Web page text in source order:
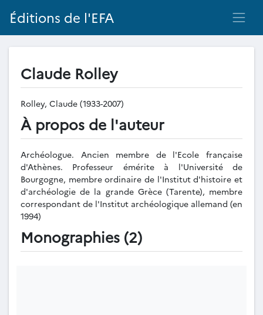
Éditions de l'EFA
Claude Rolley
Rolley, Claude (1933-2007)
À propos de l'auteur
Archéologue. Ancien membre de l'Ecole française
d'Athènes. Professeur émérite à l'Université de
Bourgogne, membre ordinaire de l'Institut d'histoire et
d'archéologie de la grande Grèce (Tarente), membre
correspondant de l'Institut archéologique allemand (en
1994)
Monographies (2)